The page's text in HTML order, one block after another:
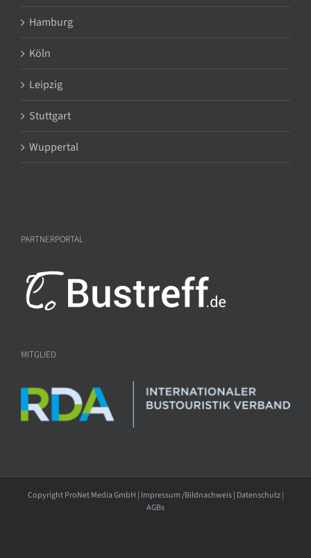
Hamburg
Köln
Leipzig
Stuttgart
Wuppertal
PARTNERPORTAL
MITGLIED
Copyright ProNet Media GmbH | Impressum /Bildnachweis| Datenschutz|
AGBs